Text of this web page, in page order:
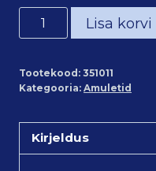
Amulett
nr.11
kogus
Lisa korvi
Tootekood: 351011
Kategooria: Amuletid
Kirjeldus